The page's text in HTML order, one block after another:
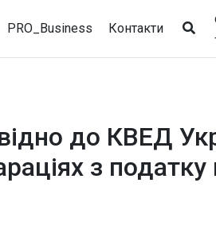
PRO_Business Контакти
до КВЕД
з податку